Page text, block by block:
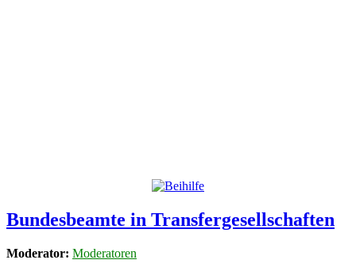
Bundesbeamte in Transfergesellschaften
Moderator: Moderatoren